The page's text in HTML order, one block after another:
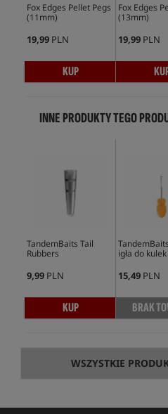
Fox Edges Pellet Pegs
(11mm)
19,99 PLN
KUP
Fox Edges
(13mm)
19,99 PLN
INNE PRODUKTY TEGO
TandemBaits Tail
Rubbers
9,99 PLN
KUP
igła do kulek
15,49 PLN
BRAK
WSZYSTKIE